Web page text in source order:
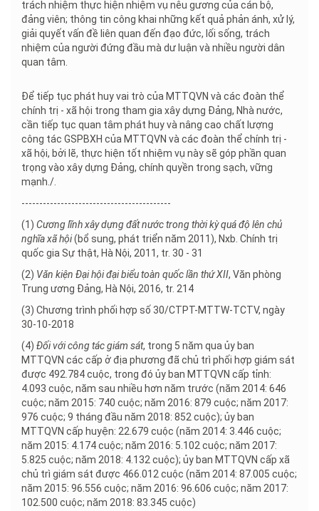
trách nhiệm thực hiện nhiệm vụ nêu gương của cán bộ,
đảng viên; thông tin công khai những kết quả phản ánh, xử lý,
giải quyết vấn đề liên quan đến đạo đức, lối sống, trách
nhiệm của người đứng đầu mà dư luận và nhiều người dân
quan tâm.
Để tiếp tục phát huy vai trò của MTTQVN và các đoàn thể
chính trị - xã hội trong tham gia xây dựng Đảng, Nhà nước,
cần tiếp tục quan tâm phát huy và nâng cao chất lượng
công tác GSPBXH của MTTQVN và các đoàn thể chính trị -
xã hội, bởi lẽ, thực hiện tốt nhiệm vụ này sẽ góp phần quan
trọng vào xây dựng Đảng, chính quyền trong sạch, vững
mạnh./.
------------------------------------------
(1) Cương lĩnh xây dựng đất nước trong thời kỳ quá độ lên chủ
nghĩa xã hội(bổ sung, phát triển năm 2011), Nxb. Chính trị
quốc gia Sự thật, Hà Nội, 2011, tr. 30 - 31
(2) Văn kiện Đại hội đại biểu toàn quốc lần thứ XII, Văn phòng
Trung ương Đảng, Hà Nội, 2016, tr. 214
(3) Chương trình phối hợp số 30/CTPT-MTTW-TCTV, ngày
30-10-2018
(4) Đối với công tác giám sát, trong 5 năm qua ủy ban
MTTQVN các cấp ở địa phương đã chủ trì phối hợp giám sát
được 492.784 cuộc, trong đó ủy ban MTTQVN cấp tỉnh:
4.093 cuộc, năm sau nhiều hơn năm trước (năm 2014: 646
cuộc; năm 2015: 740 cuộc; năm 2016: 879 cuộc; năm 2017:
976 cuộc; 9 tháng đầu năm 2018: 852 cuộc); ủy ban
MTTQVN cấp huyện: 22.679 cuộc (năm 2014: 3.446 cuộc;
năm 2015: 4.174 cuộc; năm 2016: 5.102 cuộc; năm 2017:
5.825 cuộc; năm 2018: 4.132 cuộc); ủy ban MTTQVN cấp xã
chủ trì giám sát được 466.012 cuộc (năm 2014: 87.005 cuộc;
năm 2015: 96.556 cuộc; năm 2016: 96.606 cuộc; năm 2017:
102.500 cuộc; năm 2018: 83.345 cuộc)